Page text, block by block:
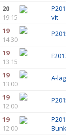
20
19:15
vit
19
14:30
19
13:15
19
13:00
A-lag
19
12:00
19
12:00